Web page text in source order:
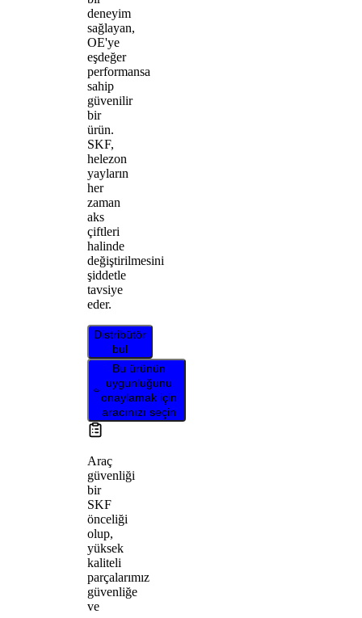
deneyim
sağlayan,
OE'ye
eşdeğer
performansa
sahip
güvenilir
bir
ürün.
SKF,
helezon
yayların
her
zaman
aks
çiftleri
halinde
değiştirilmesini
şiddetle
tavsiye
eder.
Distribütör
bul
Bu ürünün
uygunluğunu
onaylamak için
aracınızı seçin
Araç
güvenliği
bir
SKF
önceliği
olup,
yüksek
kaliteli
parçalarımız
güvenliğe
ve